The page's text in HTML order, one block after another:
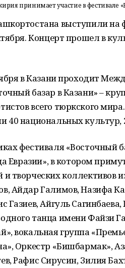
принимает участие в фестивале
выступили на
Концерт прошел в
в Казани проходит
базар в Казани» –
всего тюркского
40 национальных культур,
фестиваля «Восточный
Евразии», в котором
и творческих коллективов
Айдар Галимов, Назифа
Газиев, Айгуль
танца имени Файзи
вокальная группа
Оркестр «Бишбармак»,
Рафис Сирусин, Зилия